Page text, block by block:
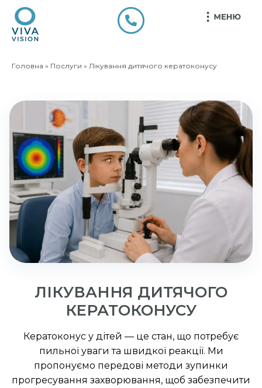
Головна » Послуги » Лікування дитячого кератоконусу
ЛІКУВАННЯ ДИТЯЧОГО
КЕРАТОКОНУСУ
Кератоконус у дітей — це стан, що потребує
пильної уваги та швидкої реакції. Ми
пропонуємо передові методи зупинки
прогресування захворювання, щоб забезпечити